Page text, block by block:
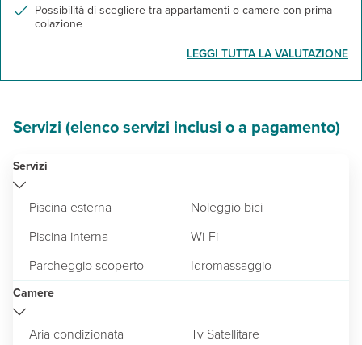
Possibilità di scegliere tra appartamenti o camere con prima
colazione
LEGGI TUTTA LA VALUTAZIONE
Servizi (elenco servizi inclusi o a pagamento)
Servizi
Piscina esterna
Noleggio bici
Piscina interna
Wi-Fi
Parcheggio scoperto
Idromassaggio
Camere
Aria condizionata
Tv Satellitare